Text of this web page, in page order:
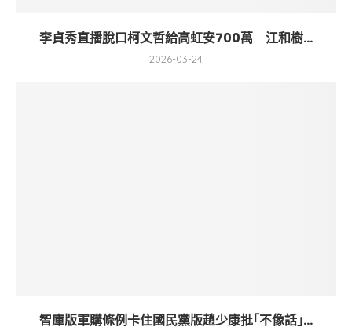
李貞秀直播脫口柯文哲給高虹安700萬 江和樹...
2026-03-24
智庫版軍購條例卡住國民黨版趙少康批｢不像話｣...